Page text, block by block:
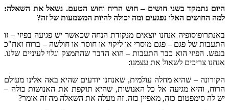
היום נתמקד בשני חושים – חוש הריח וחוש הטעם. נשאל את השאלה:
למה החושים האלו נפגעים ומה יכולה להיות המשמעות של זה?
באנתרופוסופיה אנחנו יוצאים מנקודת הנחה שכאשר יש פגיעה בפיזי – זו
התעבות של פגם – פגם מוסרי או ליקוי או חוסר או חולשה – ברוח ואח"כ
בנפש. הפיזי הוא כבר התעבות – הוא הדבר שהתמצק וגלוי לעיניים שלנו.
אנחנו צריכים לשאול את עצמנו:
הקורונה – שהיא מחלה עולמית, שאנחנו יודעים שהיא באה אלינו מעולם
הרוח, והיא מגיעה אל כל האנושות, שהיא תוקפת את האנושות כולה –
יש לה סימפטום כזה, מאפיין כזה. זה מעלה את השאלה מה זה אומר?